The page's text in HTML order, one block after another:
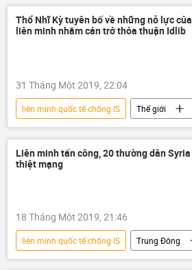
Thổ Nhĩ Kỳ tuyên bố về những nỗ lực của
liên minh nhằm cản trở thỏa thuận Idlib
31 Tháng Một 2019, 22:04
liên minh quốc tế chống IS
Thế giới
Thổ Nhĩ Kỳ
Mevlut Cavusoglu
Liên minh tấn công, 20 thường dân Syria
thiệt mạng
18 Tháng Một 2019, 21:46
liên minh quốc tế chống IS
Trung Đông
Thế giới
Deir ez-Zor Syria